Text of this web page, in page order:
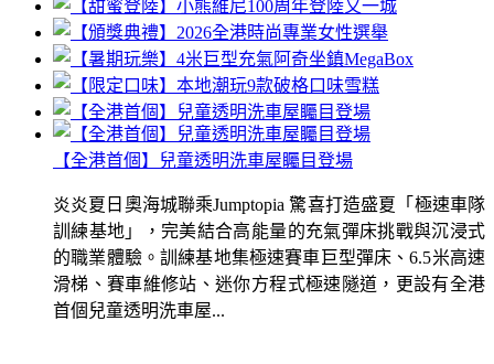
【全港首個】兒童透明洗車屋矚目登場
炎炎夏日奧海城聯乘Jumptopia 驚喜打造盛夏「極速車隊
訓練基地」，完美結合高能量的充氣彈床挑戰與沉浸式
的職業體驗。訓練基地集極速賽車巨型彈床、6.5米高速
滑梯、賽車維修站、迷你方程式極速隧道，更設有全港
首個兒童透明洗車屋...